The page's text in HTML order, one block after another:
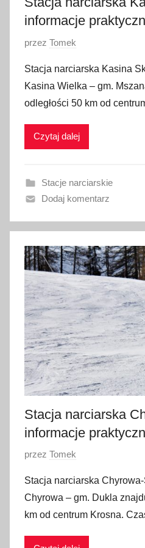
0
informacje
O
u
b
l
i
a
n
1
0
s
t
y
c
z
n
i
a
0
0
przez Tomek
Stacja narciarska Kasina
Kasina Wielka – gm.
odległości 50 km od
Czytaj dalej
Stacje narciarskie
Dodaj komentarz
Stacja narciarska
informacje
O
u
b
l
i
przez Tomek
Stacja narciarska
Chyrowa – gm. Dukla
km od centrum Krosna.